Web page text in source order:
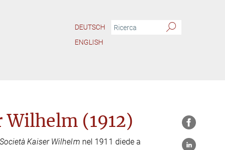
DEUTSCH
ENGLISH
(1912)
Società Kaiser Wilhelm nel 1911 diede a